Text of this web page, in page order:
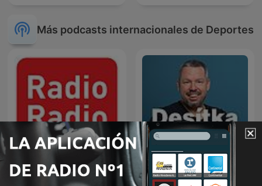
Más podcasts internacionales de Deportes
Radio Radio Desítka Pavla Horvátha